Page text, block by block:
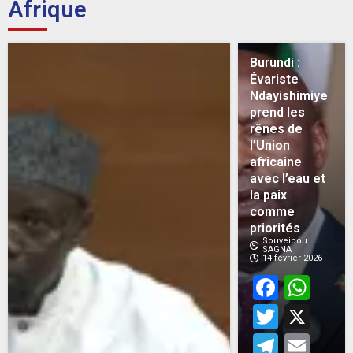
Afrique
Burundi :
Évariste
Ndayishimiye
prend les
rênes de
l’Union
africaine
avec l’eau et
la paix
comme
priorités
Souveibou
SAGNA
14 février 2026
X